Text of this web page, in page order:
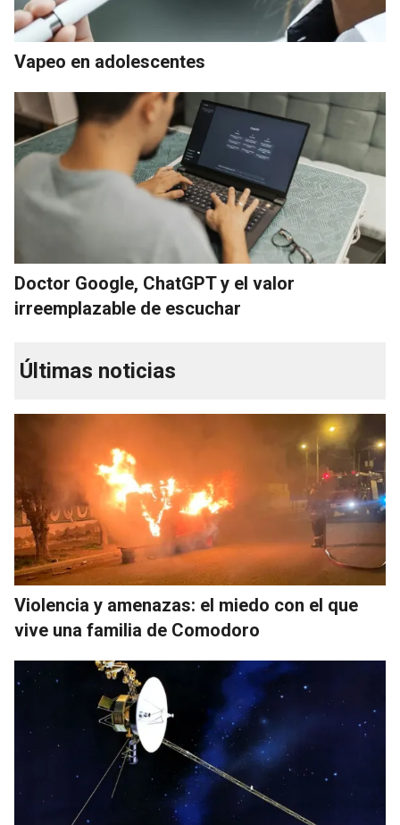
Vapeo en adolescentes
Doctor Google, ChatGPT y el valor
irreemplazable de escuchar
Últimas noticias
Violencia y amenazas: el miedo con el que
vive una familia de Comodoro